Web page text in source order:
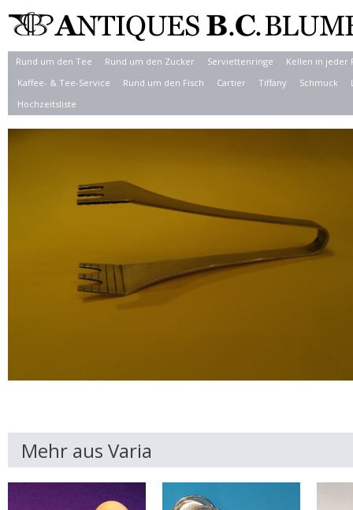
Rund um den Tee Rund um den Zucker Serviettenringe
Kellen in jeder
Kaffee- & Tee-Service
Rund um den Fisch Cartier Tiffany Schmuck
Hochzeitsliste
Mehr aus Varia